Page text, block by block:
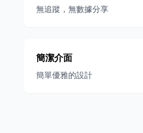
無追蹤，無數據分享
簡潔介面
簡單優雅的設計